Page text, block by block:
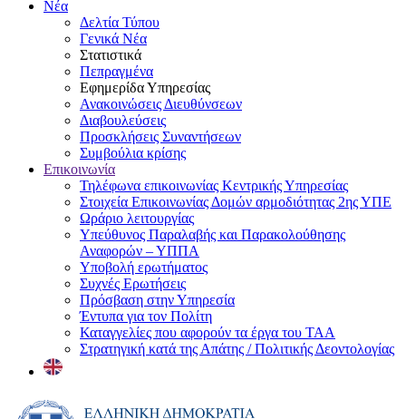
Νέα
Δελτία Τύπου
Γενικά Νέα
Στατιστικά
Πεπραγμένα
Εφημερίδα Υπηρεσίας
Ανακοινώσεις Διευθύνσεων
Διαβουλεύσεις
Προσκλήσεις Συναντήσεων
Συμβούλια κρίσης
Επικοινωνία
Τηλέφωνα επικοινωνίας Κεντρικής Υπηρεσίας
Στοιχεία Επικοινωνίας Δομών αρμοδιότητας 2ης ΥΠΕ
Ωράριο λειτουργίας
Υπεύθυνος Παραλαβής και Παρακολούθησης
Αναφορών – ΥΠΠΑ
Υποβολή ερωτήματος
Συχνές Ερωτήσεις
Πρόσβαση στην Υπηρεσία
Έντυπα για τον Πολίτη
Καταγγελίες που αφορούν τα έργα του ΤΑΑ
Στρατηγική κατά της Απάτης / Πολιτικής Δεοντολογίας